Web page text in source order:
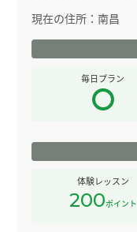
現在の住所： 南昌
毎日プラン
体験レッスン
200ポイント